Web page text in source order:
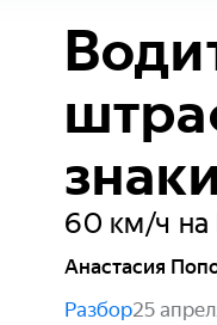
60 км/ч
Анастасия
Разбор25